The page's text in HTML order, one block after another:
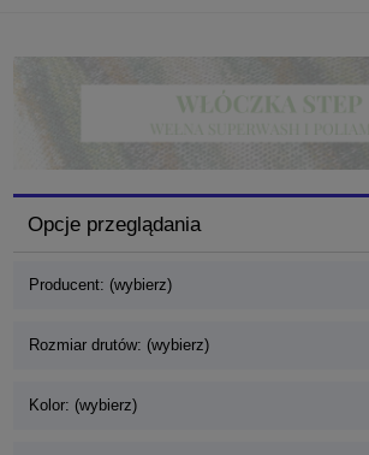
Opcje przeglądania
Producent: (wybierz)
Rozmiar drutów: (wybierz)
Kolor: (wybierz)